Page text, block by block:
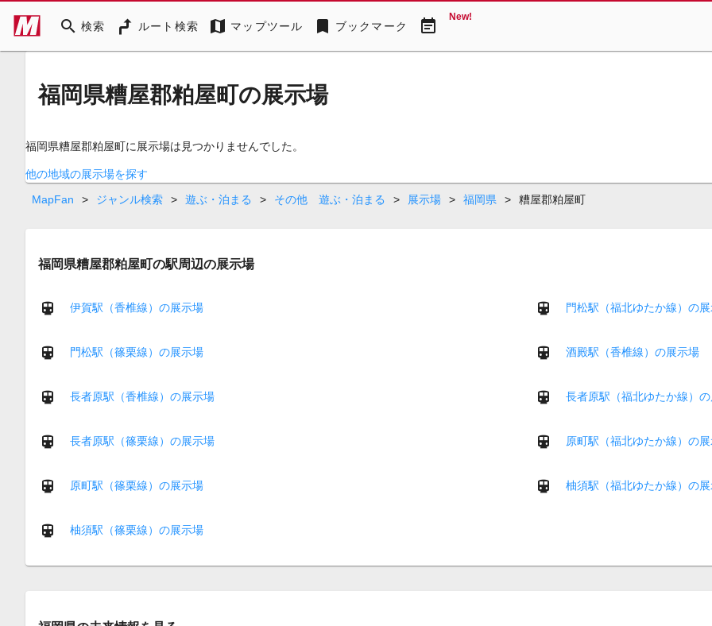
search 検索 ルート検索 map マップツール bookmark ブックマーク event_note New!
福岡県糟屋郡粕屋町の展示場
福岡県糟屋郡粕屋町に展示場は見つかりませんでした。
他の地域の展示場を探す
MapFan
> ジャンル検索 > 遊ぶ・泊まる > その他 遊ぶ・泊まる > 展示場 > 福岡県 > 糟屋郡粕屋町
福岡県糟屋郡粕屋町の駅周辺の展示場
伊賀駅（香椎線）の展示場 門松駅（福北ゆたか線）の
門松駅（篠栗線）の展示場 酒殿駅（香椎線）の展示場
長者原駅（香椎線）の展示場 長者原駅（福北ゆたか線）
長者原駅（篠栗線）の展示場 原町駅（福北ゆたか線）の
原町駅（篠栗線）の展示場 柚須駅（福北ゆたか線）の
柚須駅（篠栗線）の展示場